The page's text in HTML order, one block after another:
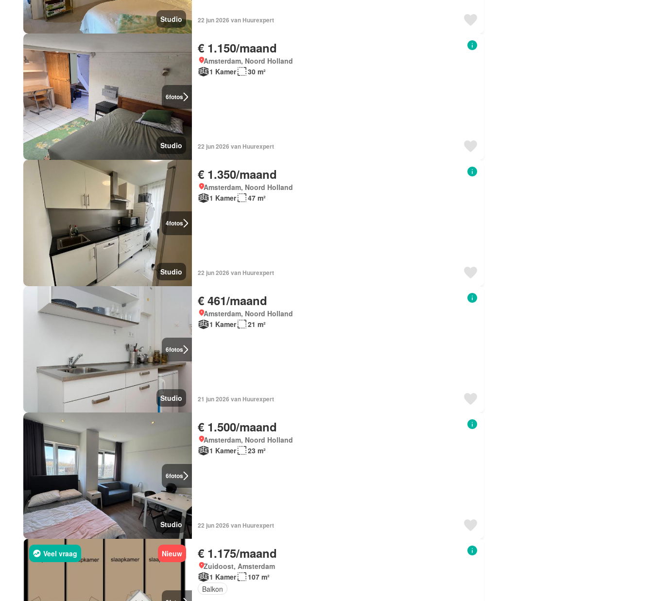
Studio 22 jun 2026 van Huurexpert
6fotos
Studio
€ 1.150/maand
Amsterdam, Noord Holland
1 Kamer
30 m²
22 jun 2026 van Huurexpert
4fotos
Studio
€ 1.350/maand
Amsterdam, Noord Holland
1 Kamer
47 m²
22 jun 2026 van Huurexpert
6fotos
Studio
€ 461/maand
Amsterdam, Noord Holland
1 Kamer
21 m²
21 jun 2026 van Huurexpert
6fotos
Studio
€ 1.500/maand
Amsterdam, Noord Holland
1 Kamer
23 m²
22 jun 2026 van Huurexpert
Veel vraag Nieuw € 1.175/maand
Zuidoost, Amsterdam
1 Kamer
107 m²
Balkon